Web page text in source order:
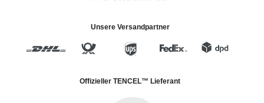
Unsere Versandpartner
Offizieller TENCEL™ Lieferant